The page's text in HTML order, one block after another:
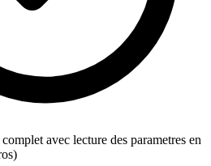
avec lecture des parametres en